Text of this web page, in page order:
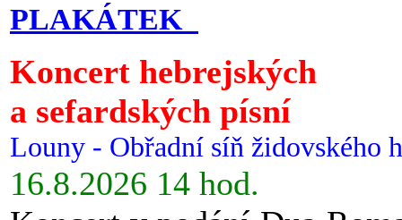
PLAKÁTEK
Koncert hebrejských
a sefardských písní
Louny - Obřadní síň židovského
16.8.2026 14 hod.